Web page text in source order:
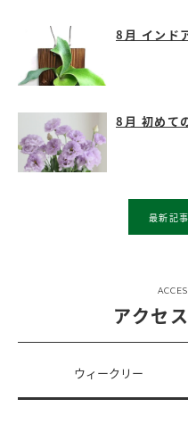
8月 インド
8月 初めて
最新記
アクセ
ウィークリー